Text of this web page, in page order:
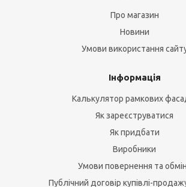
Про магазин
Новини
Умови використання
Інформація
Калькулятор рамкових
Як зареєструватися
Як придбати
Виробники
Умови повернення та
Публічний договір купівлі-